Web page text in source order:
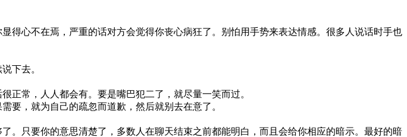
得心不在焉，严重的话对方会觉得你丧心病狂了。别怕用手势来表达情感。很多人说话时手也
下去。
正常，人人都会有。要是嘴巴犯二了，就尽量一笑而过。
要，就为自己的疏忽而道歉，然后就别去在意了。
。只要你的意思清楚了，多数人在聊天结束之前都能明白，而且会给你相应的暗示。最好的暗